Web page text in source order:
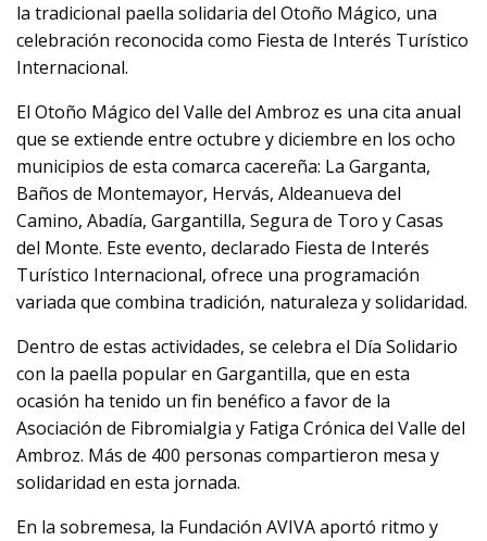
la tradicional paella solidaria del Otoño Mágico, una
celebración reconocida como Fiesta de Interés Turístico
Internacional.
El Otoño Mágico del Valle del Ambroz es una cita anual
que se extiende entre octubre y diciembre en los ocho
municipios de esta comarca cacereña: La Garganta,
Baños de Montemayor, Hervás, Aldeanueva del
Camino, Abadía, Gargantilla, Segura de Toro y Casas
del Monte. Este evento, declarado Fiesta de Interés
Turístico Internacional, ofrece una programación
variada que combina tradición, naturaleza y solidaridad.
Dentro de estas actividades, se celebra el Día Solidario
con la paella popular en Gargantilla, que en esta
ocasión ha tenido un fin benéfico a favor de la
Asociación de Fibromialgia y Fatiga Crónica del Valle del
Ambroz. Más de 400 personas compartieron mesa y
solidaridad en esta jornada.
En la sobremesa, la Fundación AVIVA aportó ritmo y